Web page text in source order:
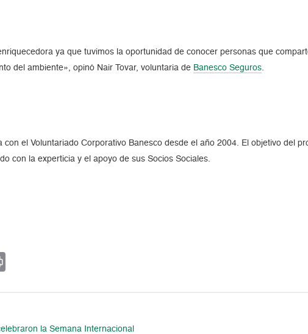
ya que tuvimos la oportunidad de conocer personas que
del ambiente», opinó Nair Tovar, voluntaria de Banesco Seguros
con el Voluntariado Corporativo Banesco desde el año 2004. El objetivo del
con la experticia y el apoyo de sus Socios Sociales.
la Semana Internacional